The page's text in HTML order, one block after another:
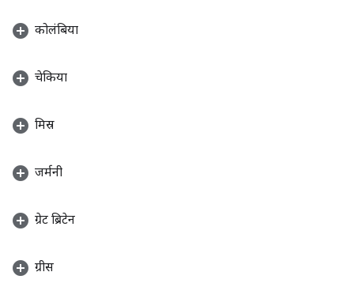
कोलंबिया
चेकिया
मिस्र
जर्मनी
ग्रेट ब्रिटेन
ग्रीस